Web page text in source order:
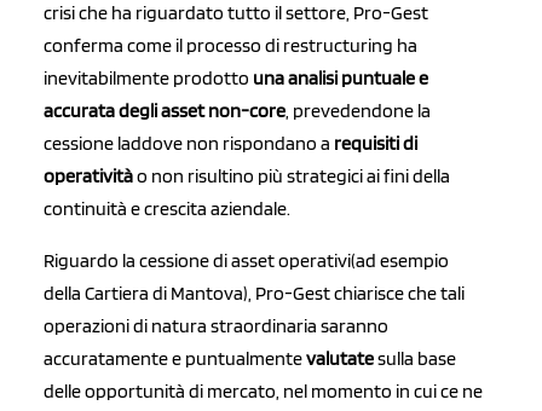
crisi che ha riguardato tutto il settore, Pro-Gest
conferma come il processo di restructuring ha
inevitabilmente prodotto una analisi puntuale e
accurata degli asset non-core, prevedendone la
cessione laddove non rispondano a requisiti di
operativitào non risultino più strategici ai fini della
continuità e crescita aziendale.
Riguardo la cessione di asset operativi(ad esempio
della Cartiera di Mantova), Pro-Gest chiarisce che tali
operazioni di natura straordinaria saranno
accuratamente e puntualmentevalutatesulla base
delle opportunità di mercato, nel momento in cui ce ne